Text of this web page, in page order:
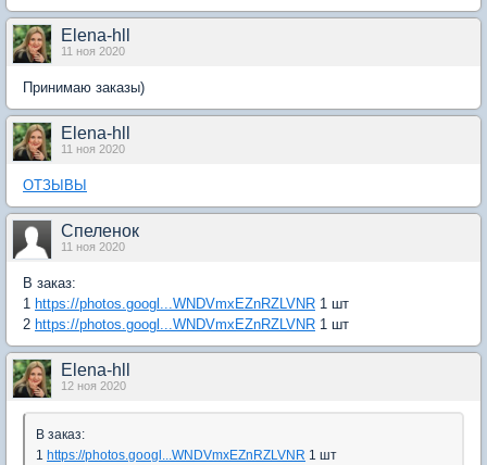
Elena-hll
11 ноя 2020
Принимаю заказы)
Elena-hll
11 ноя 2020
ОТЗЫВЫ
Спеленок
11 ноя 2020
В заказ:
1 https://photos.googl...WNDVmxEZnRZLVNR 1 шт
2 https://photos.googl...WNDVmxEZnRZLVNR 1 шт
Elena-hll
12 ноя 2020
В заказ:
1 https://photos.googl...WNDVmxEZnRZLVNR 1 шт